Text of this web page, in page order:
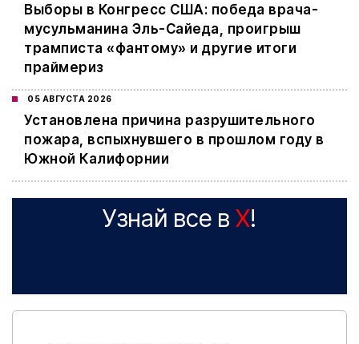
Выборы в Конгресс США: победа врача-
мусульманина Эль-Сайеда, проигрыш
трамписта «фантому» и другие итоги
праймериз
05 АВГУСТА 2026
Установлена причина разрушительного
пожара, вспыхнувшего в прошлом году в
Южной Калифорнии
Узнай все в X!